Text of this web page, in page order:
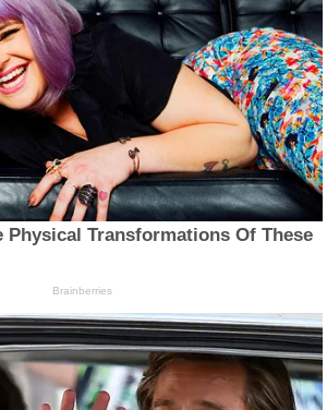
Physical Transformations Of These
Brainberries